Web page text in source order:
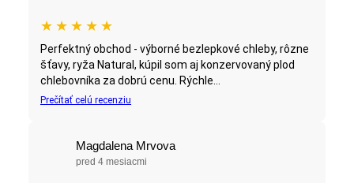
★ ★ ★ ★ ★
Perfektný obchod - výborné bezlepkové chleby, rôzne
šťavy, ryža Natural, kúpil som aj konzervovaný plod
chlebovníka za dobrú cenu. Rýchle...
Prečítať celú recenziu
Magdalena Mrvova
pred 4 mesiacmi